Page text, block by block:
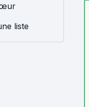
liste